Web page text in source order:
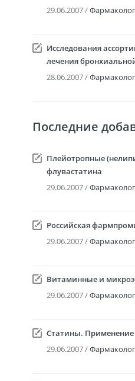
29.06.2007 /
Исследования
лечения
28.06.2007 /
Последние
Плейотропные
флувастатина
29.06.2007 /
Российская
29.06.2007 /
Витаминные и
29.06.2007 /
Статины. Применение
29.06.2007 /